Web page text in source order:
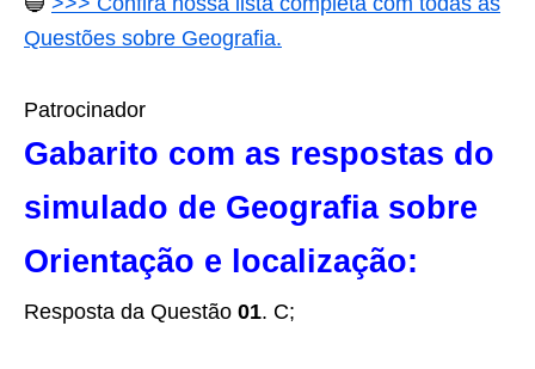
Questões sobre Geografia.
Patrocinador
Gabarito com as respostas do
simulado de Geografia sobre
Orientação e localização:
Resposta da Questão 01. C;